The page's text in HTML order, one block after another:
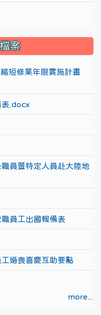
案
短修業年限實施計畫
表.docx
員暨特定人員赴大陸地
員工出國報備表
婚喪喜慶互助要點
more...